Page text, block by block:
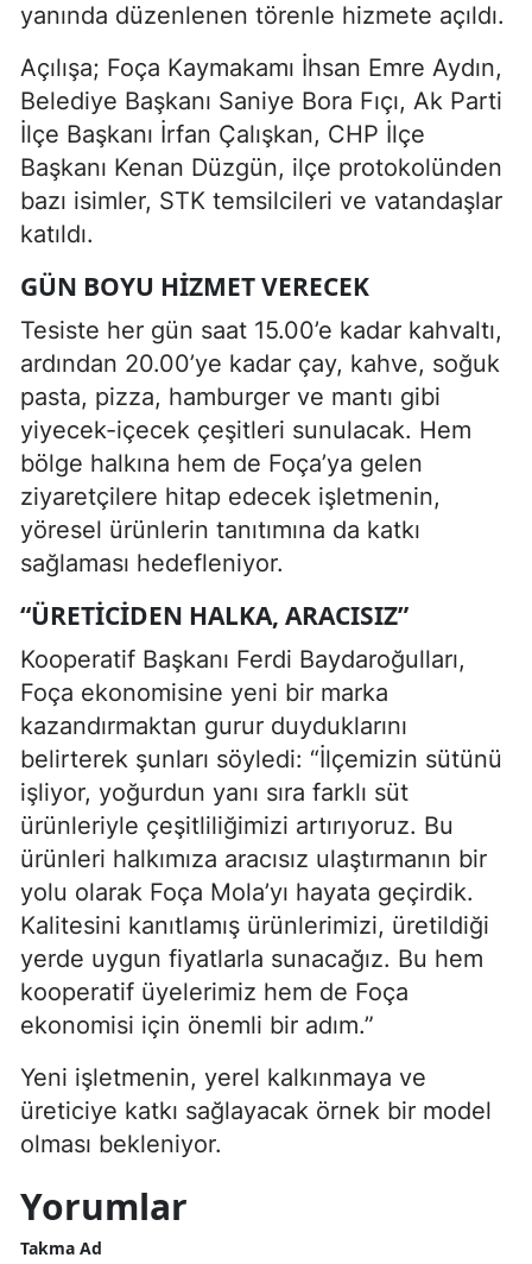
yanında düzenlenen törenle hizmete açıldı.
Açılışa; Foça Kaymakamı İhsan Emre Aydın,
Belediye Başkanı Saniye Bora Fıçı, Ak Parti
İlçe Başkanı İrfan Çalışkan, CHP İlçe
Başkanı Kenan Düzgün, ilçe protokolünden
bazı isimler, STK temsilcileri ve vatandaşlar
katıldı.
GÜN BOYU HIZMET VERECEK
Tesiste her gün saat 15.00’e kadar kahvaltı,
ardından 20.00’ye kadar çay, kahve, soğuk
pasta, pizza, hamburger ve mantı gibi
yiyecek-içecek çeşitleri sunulacak. Hem
bölge halkına hem de Foça’ya gelen
ziyaretçilere hitap edecek işletmenin,
yöresel ürünlerin tanıtımına da katkı
sağlaması hedefleniyor.
“ÜRETICIDEN HALKA, ARACISIZ”
Kooperatif Başkanı Ferdi Baydaroğulları,
Foça ekonomisine yeni bir marka
kazandırmaktan gurur duyduklarını
belirterek şunları söyledi: “İlçemizin sütünü
işliyor, yoğurdun yanı sıra farklı süt
ürünleriyle çeşitliliğimizi artırıyoruz. Bu
ürünleri halkımıza aracısız ulaştırmanın bir
yolu olarak Foça Mola’yı hayata geçirdik.
Kalitesini kanıtlamış ürünlerimizi, üretildiği
yerde uygun fiyatlarla sunacağız. Bu hem
kooperatif üyelerimiz hem de Foça
ekonomisi için önemli bir adım.”
Yeni işletmenin, yerel kalkınmaya ve
üreticiye katkı sağlayacak örnek bir model
olması bekleniyor.
Yorumlar
Takma Ad